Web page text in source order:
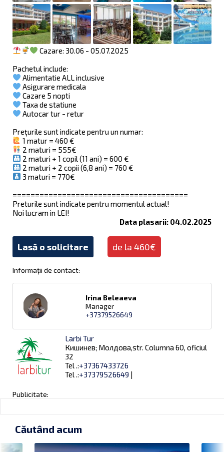
Cazare: 30.06 - 05.07.2025
Pachetul include:
Alimentatie ALL inclusive
Asigurare medicala
Cazare 5 nopti
Taxa de statiune
Autocar tur - retur
Prețurile sunt indicate pentru un numar:
1 matur = 460 €
2 maturi = 555€
2 maturi + 1 copil (11 ani) = 600 €
2 maturi + 2 copii (6,8 ani) = 760 €
3 maturi = 770€
=======================================
Preturile sunt indicate pentru momentul actual!
Noi lucram in LEI!
Data plasarii: 04.02.2025
Lasă o solicitare de la 460€
Informații de contact:
Irina Beleaeva
Manager
+37379526649
Larbi Tur
Кишинев; Молдова,str. Columna 60, oficiul
32
Tel .:+37367433726
Tel .:+37379526649 |
Publicitate:
Căutând acum